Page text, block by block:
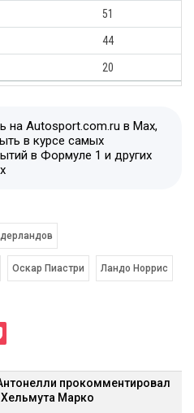
51
44
20
на Autosport.com.ru в Max,
в курсе самых
в Формуле 1 и других
Оскар Пиастри Ландо Норрис
прокомментировал
Марко